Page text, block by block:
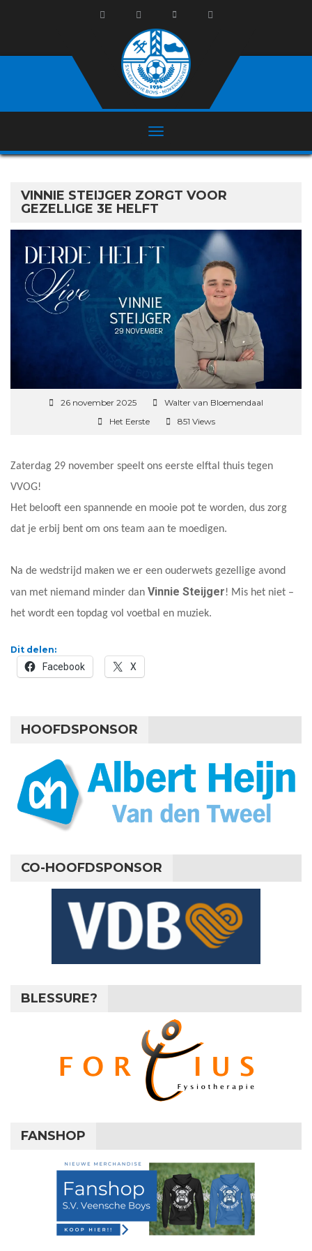
VINNIE STEIJGER ZORGT VOOR
GEZELLIGE 3E HELFT
26 november 2025
Walter van Bloemendaal
Het Eerste
851 Views
Zaterdag 29 november speelt ons eerste elftal thuis tegen
VVOG!
Het belooft een spannende en mooie pot te worden, dus zorg
dat je erbij bent om ons team aan te moedigen.
Na de wedstrijd maken we er een ouderwets gezellige avond
van met niemand minder dan Vinnie Steijger! Mis het niet –
het wordt een topdag vol voetbal en muziek.
Dit delen:
Facebook X
HOOFDSPONSOR
CO-HOOFDSPONSOR
BLESSURE?
FANSHOP